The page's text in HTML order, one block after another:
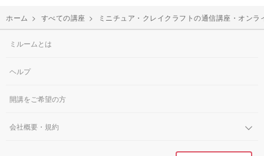
ホーム > すべての講座 > ミニチュア・クレイクラフトの通信講座・オンラ
ミルームとは
ヘルプ
開講をご希望の方
会社概要・規約